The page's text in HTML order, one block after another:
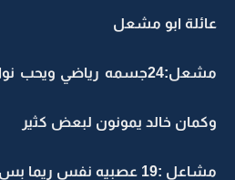
عائلة ابو مشعل
مشعل:24جسمه رياضي
وكمان خالد يمونون لبعض كثير
مشاعل :19 عصبيه نفس ريما بس عطوفه وتحب الكل